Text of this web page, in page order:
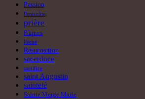
Passion
Pentecôte
prière
Pâques
Péché
Résurrection
sacerdoce
sacrifice
saint Augustin
sainteté
Sainte Vierge Marie